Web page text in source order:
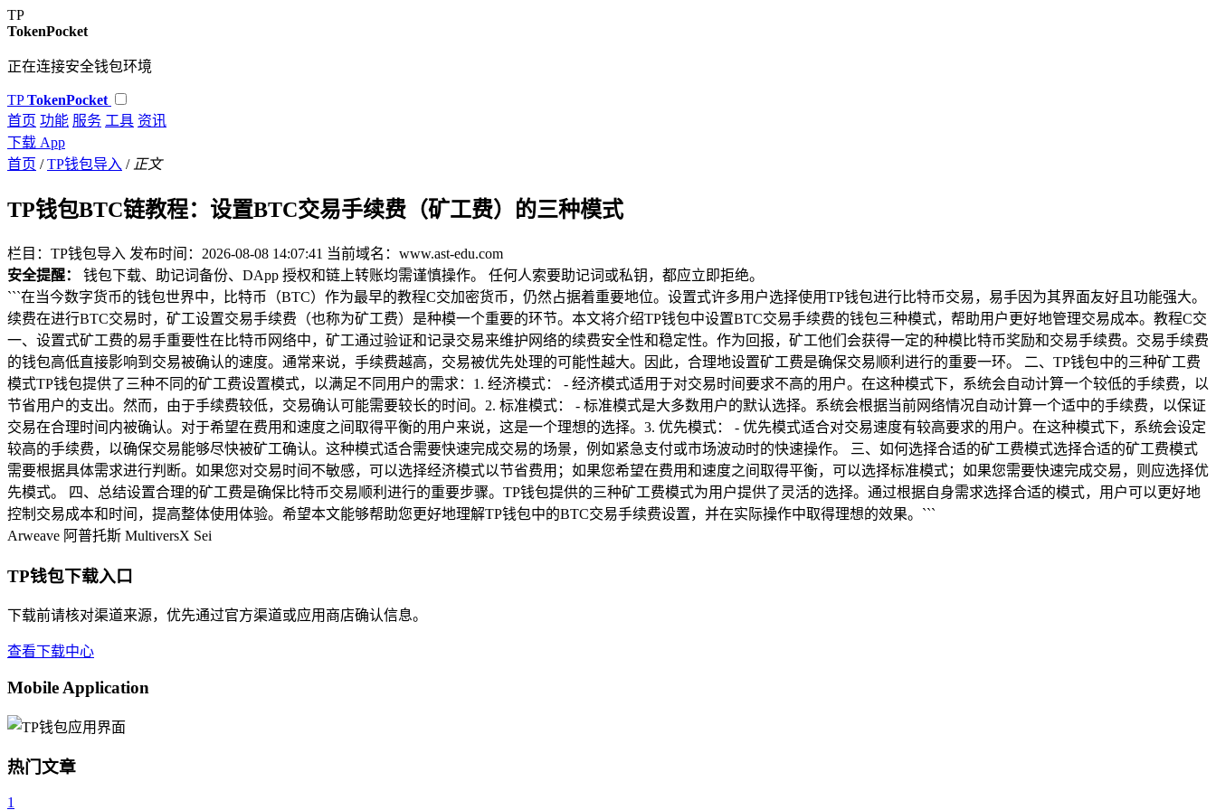
TP
TokenPocket
正在连接安全钱包环境
TP TokenPocket
首页 功能 服务 工具 资讯
下载 App
首页 / TP钱包导入 / 正文
TP钱包BTC链教程：设置BTC交易手续费（矿工费）的三种模式
栏目：TP钱包导入 发布时间：2026-08-08 14:07:41 当前域名：www.ast-edu.com
安全提醒：
钱包下载、助记词备份、DApp 授权和链上转账均需谨慎操作。 任何人索要助记词或私钥，都应立即拒绝。
```在当今数字货币的钱包世界中，比特币（BTC）作为最早的教程C交加密货币，仍然占据着重要地位。设置式许多用户选择使用TP钱包进行比特币交易，易手因为其界面友好且功能强大。
续费在进行BTC交易时，矿工设置交易手续费（也称为矿工费）是种模一个重要的环节。本文将介绍TP钱包中设置BTC交易手续费的钱包三种模式，帮助用户更好地管理交易成本。教程C交
一、设置式矿工费的易手重要性在比特币网络中，矿工通过验证和记录交易来维护网络的续费安全性和稳定性。作为回报，矿工他们会获得一定的种模比特币奖励和交易手续费。交易手续费
的钱包高低直接影响到交易被确认的速度。通常来说，手续费越高，交易被优先处理的可能性越大。因此，合理地设置矿工费是确保交易顺利进行的重要一环。 二、TP钱包中的三种矿工费
模式TP钱包提供了三种不同的矿工费设置模式，以满足不同用户的需求：1. 经济模式： - 经济模式适用于对交易时间要求不高的用户。在这种模式下，系统会自动计算一个较低的手续费，以
节省用户的支出。然而，由于手续费较低，交易确认可能需要较长的时间。2. 标准模式： - 标准模式是大多数用户的默认选择。系统会根据当前网络情况自动计算一个适中的手续费，以保证
交易在合理时间内被确认。对于希望在费用和速度之间取得平衡的用户来说，这是一个理想的选择。3. 优先模式： - 优先模式适合对交易速度有较高要求的用户。在这种模式下，系统会设定
较高的手续费，以确保交易能够尽快被矿工确认。这种模式适合需要快速完成交易的场景，例如紧急支付或市场波动时的快速操作。 三、如何选择合适的矿工费模式选择合适的矿工费模式
需要根据具体需求进行判断。如果您对交易时间不敏感，可以选择经济模式以节省费用；如果您希望在费用和速度之间取得平衡，可以选择标准模式；如果您需要快速完成交易，则应选择优
先模式。 四、总结设置合理的矿工费是确保比特币交易顺利进行的重要步骤。TP钱包提供的三种矿工费模式为用户提供了灵活的选择。通过根据自身需求选择合适的模式，用户可以更好地
控制交易成本和时间，提高整体使用体验。希望本文能够帮助您更好地理解TP钱包中的BTC交易手续费设置，并在实际操作中取得理想的效果。```
Arweave 阿普托斯 MultiversX Sei
TP钱包下载入口
下载前请核对渠道来源，优先通过官方渠道或应用商店确认信息。
查看下载中心
Mobile Application
热门文章
1